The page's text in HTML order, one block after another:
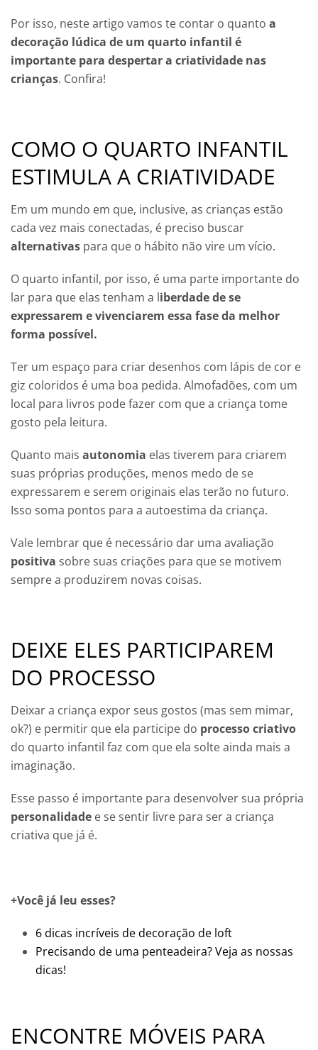
Por isso, neste artigo vamos te contar o quanto a
decoração lúdica de um quarto infantil é
importante para despertar a criatividade nas
crianças. Confira!
COMO O QUARTO INFANTIL
ESTIMULA A CRIATIVIDADE
Em um mundo em que, inclusive, as crianças estão
cada vez mais conectadas, é preciso buscar
alternativas para que o hábito não vire um vício.
O quarto infantil, por isso, é uma parte importante do
lar para que elas tenham a liberdade de se
expressarem e vivenciarem essa fase da melhor
forma possível.
Ter um espaço para criar desenhos com lápis de cor e
giz coloridos é uma boa pedida. Almofadões, com um
local para livros pode fazer com que a criança tome
gosto pela leitura.
Quanto mais autonomia elas tiverem para criarem
suas próprias produções, menos medo de se
expressarem e serem originais elas terão no futuro.
Isso soma pontos para a autoestima da criança.
Vale lembrar que é necessário dar uma avaliação
positiva sobre suas criações para que se motivem
sempre a produzirem novas coisas.
DEIXE ELES PARTICIPAREM
DO PROCESSO
Deixar a criança expor seus gostos (mas sem mimar,
ok?) e permitir que ela participe do processo criativo
do quarto infantil faz com que ela solte ainda mais a
imaginação.
Esse passo é importante para desenvolver sua própria
personalidade e se sentir livre para ser a criança
criativa que já é.
+Você já leu esses?
6 dicas incríveis de decoração de loft
Precisando de uma penteadeira? Veja as nossas
dicas!
ENCONTRE MÓVEIS PARA